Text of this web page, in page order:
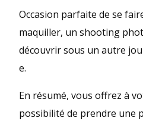
Occasion parfaite de se
maquiller, un shooting
découvrir sous un autre
e.
En résumé, vous offrez à
possibilité de prendre une